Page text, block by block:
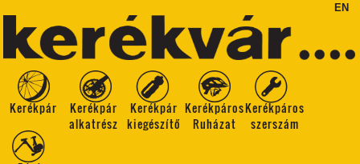
EN
Kerékpár
Kerékpár
alkatrész
Kerékpár
kiegészítő
Kerékpáros
Ruházat
Kerékpáros
szerszám